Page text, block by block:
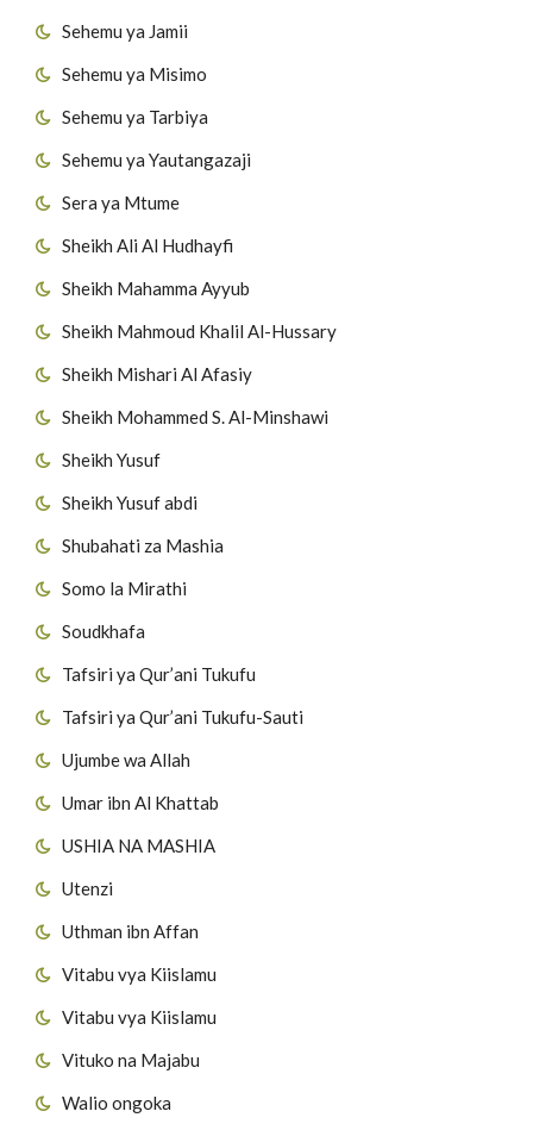
Sehemu ya Jamii
Sehemu ya Misimo
Sehemu ya Tarbiya
Sehemu ya Yautangazaji
Sera ya Mtume
Sheikh Ali Al Hudhayfi
Sheikh Mahamma Ayyub
Sheikh Mahmoud Khalil Al-Hussary
Sheikh Mishari Al Afasiy
Sheikh Mohammed S. Al-Minshawi
Sheikh Yusuf
Sheikh Yusuf abdi
Shubahati za Mashia
Somo la Mirathi
Soudkhafa
Tafsiri ya Qur’ani Tukufu
Tafsiri ya Qur’ani Tukufu-Sauti
Ujumbe wa Allah
Umar ibn Al Khattab
USHIA NA MASHIA
Utenzi
Uthman ibn Affan
Vitabu vya Kiislamu
Vitabu vya Kiislamu
Vituko na Majabu
Walio ongoka